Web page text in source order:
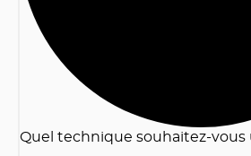
Quel technique souhaitez-vous